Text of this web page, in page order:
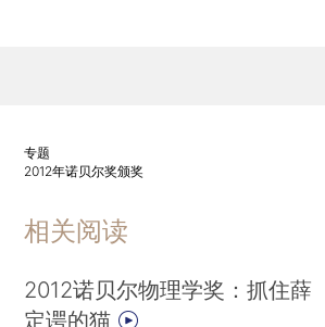
专题
2012年诺贝尔奖颁奖
相关阅读
2012诺贝尔物理学奖：抓住薛
定谔的猫